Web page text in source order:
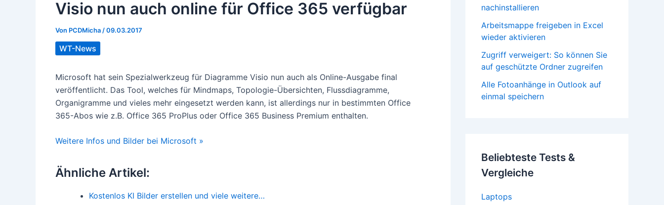
Visio nun auch online für Office 365 verfügbar
Von PCDMicha /09.03.2017
WT-News
Microsoft hat sein Spezialwerkzeug für Diagramme Visio nun auch als Online-Ausgabe final
veröffentlicht. Das Tool, welches für Mindmaps, Topologie-Übersichten, Flussdiagramme,
Organigramme und vieles mehr eingesetzt werden kann, ist allerdings nur in bestimmten Office
365-Abos wie z.B. Office 365 ProPlus oder Office 365 Business Premium enthalten.
Weitere Infos und Bilder bei Microsoft »
Ähnliche Artikel:
Kostenlos KI Bilder erstellen und viele weitere…
nachinstallieren
Arbeitsmappe freigeben in Excel
wieder aktivieren
Zugriff verweigert: So können Sie
auf geschützte Ordner zugreifen
Alle Fotoanhänge in Outlook auf
einmal speichern
Beliebteste Tests &
Vergleiche
Laptops